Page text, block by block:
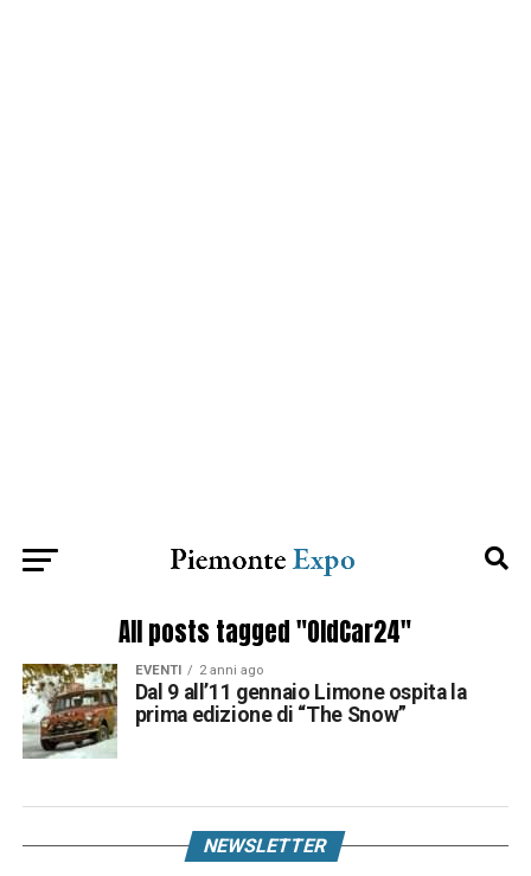
All posts tagged "OldCar24"
EVENTI 2 anni ago
Dal 9 all’11 gennaio Limone ospita la
prima edizione di “The Snow”
NEWSLETTER